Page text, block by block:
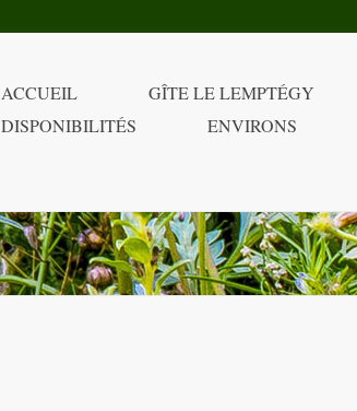
ACCUEIL GÎTE LE LEMPTÉGY
DISPONIBILITÉS
ENVIRONS